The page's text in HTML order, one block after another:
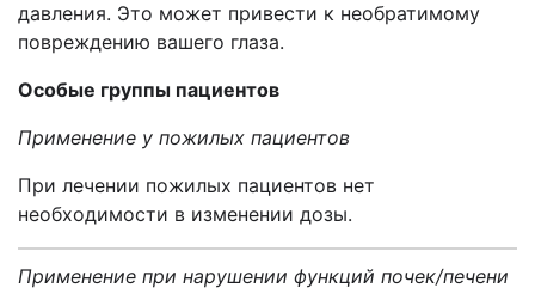
давления. Это может привести к необратимому
повреждению вашего глаза.
Особые группы пациентов
Применение у пожилых пациентов
При лечении пожилых пациентов нет
необходимости в изменении дозы.
Применение при нарушении функций почек/печени